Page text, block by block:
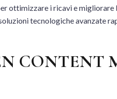
ottimizzare i ricavi e migliorare
tecnologiche avanzate
CONTENT